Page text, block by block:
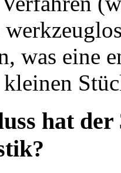
was eine
hat